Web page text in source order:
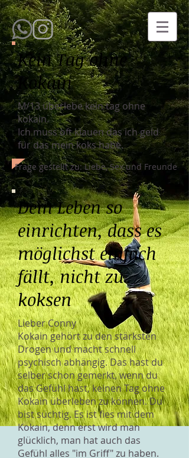
Kein Tag ohne
Kokain
M/13 überlebe kein tag ohne
kokain.
Ich muss oft klauen das ich geld
für das mein koks habe.
Frage gestellt zu: Liebe, Sex und Freunde
Dein Leben so
einrichten, dass es
möglichst einfach
fällt, nicht zu
koksen
Lieber Conny
Kokain gehört zu den stärksten
Drogen und macht schnell
psychisch abhängig. Das hast du
selber schon gemerkt, wenn du
das Gefühl hast, keinen Tag ohne
Kokain überleben zu können. Du
bist süchtig. Es ist fies mit dem
Kokain, denn erst wird man
glücklich, man hat auch das
Gefühl alles "im Griff" zu haben.